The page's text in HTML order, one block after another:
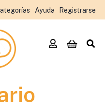
Ayuda Registrarse